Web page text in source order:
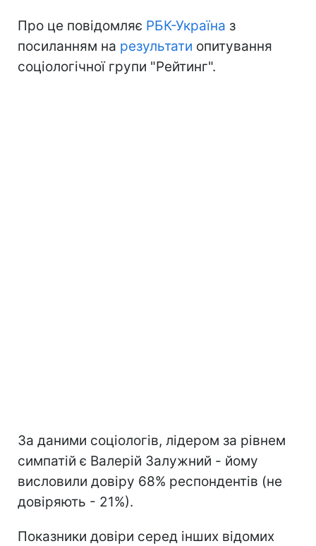
Про це повідомляє РБК-Україна з
посиланням на результати опитування
соціологічної групи "Рейтинг".
За даними соціологів, лідером за рівнем
симпатій є Валерій Залужний - йому
висловили довіру 68% респондентів (не
довіряють - 21%).
Показники довіри серед інших відомих